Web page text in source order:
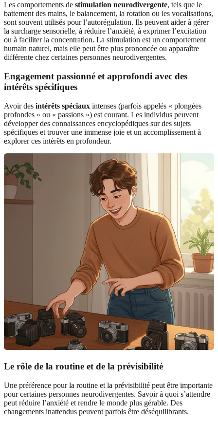
Les comportements de stimulation neurodivergente, tels que le
battement des mains, le balancement, la rotation ou les vocalisations,
sont souvent utilisés pour l’autorégulation. Ils peuvent aider à gérer
la surcharge sensorielle, à réduire l’anxiété, à exprimer l’excitation
ou à faciliter la concentration. La stimulation est un comportement
humain naturel, mais elle peut être plus prononcée ou apparaître
différente chez certaines personnes neurodivergentes.
Engagement passionné et approfondi avec des
intérêts spécifiques
Avoir des intérêts spéciaux intenses (parfois appelés « plongées
profondes » ou « passions ») est courant. Les individus peuvent
développer des connaissances encyclopédiques sur des sujets
spécifiques et trouver une immense joie et un accomplissement à
explorer ces intérêts en profondeur.
Le rôle de la routine et de la prévisibilité
Une préférence pour la routine et la prévisibilité peut être importante
pour certaines personnes neurodivergentes. Savoir à quoi s’attendre
peut réduire l’anxiété et rendre le monde plus gérable. Des
changements inattendus peuvent parfois être déséquilibrants.